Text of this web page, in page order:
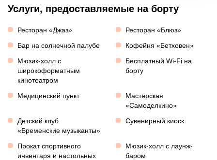
Услуги, предоставляемые на борту
Ресторан «Джаз»
Ресторан «Блюз»
Бар на солнечной палубе
Кофейня «Бетховен»
Мюзик-холл с
широкоформатным
кинотеатром
Бесплатный Wi-Fi на
борту
Медицинский пункт
Мастерская
«Самоделкино»
Детский клуб
«Бременские музыканты»
Сувенирный киоск
Прокат спортивного
инвентаря и настольных
Мюзик-холл с лаунж-
баром